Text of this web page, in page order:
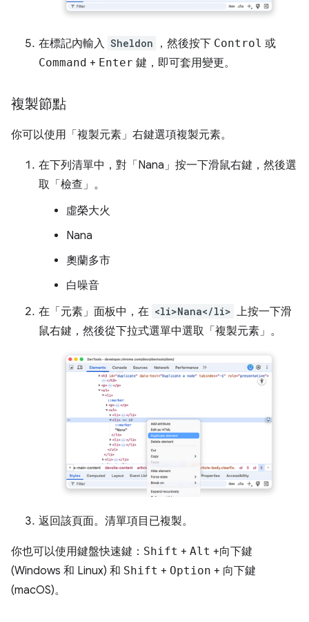
在標記內輸入 Sheldon ，然後按下 Control 或
Command + Enter 鍵，即可套用變更。
複製節點
你可以使用「複製元素」 右鍵選項複製元素。
在下列清單中，對「Nana」 按一下滑鼠右鍵，然後選
取「檢查」 。
虛榮大火
Nana
奧蘭多市
白噪音
在「元素」 面板中，在 <li>Nana</li> 上按一下滑
鼠右鍵，然後從下拉式選單中選取「複製元素」 。
返回該頁面。清單項目已複製。
你也可以使用鍵盤快速鍵： Shift + Alt +向下鍵
(Windows 和 Linux) 和 Shift + Option + 向下鍵
(macOS)。